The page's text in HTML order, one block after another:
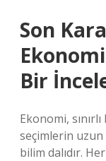
Son
Bir
Ekonomi,
seçimlerin
bilim dalıdır.